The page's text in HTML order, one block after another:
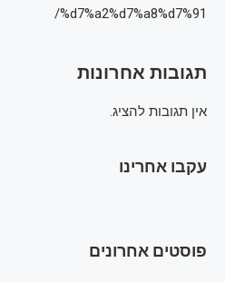
%d7%a2%d7%a8%d7%91/
תגובות אחרונות
אין תגובות להציג.
עקבו אחרינו
פוסטים אחרונים